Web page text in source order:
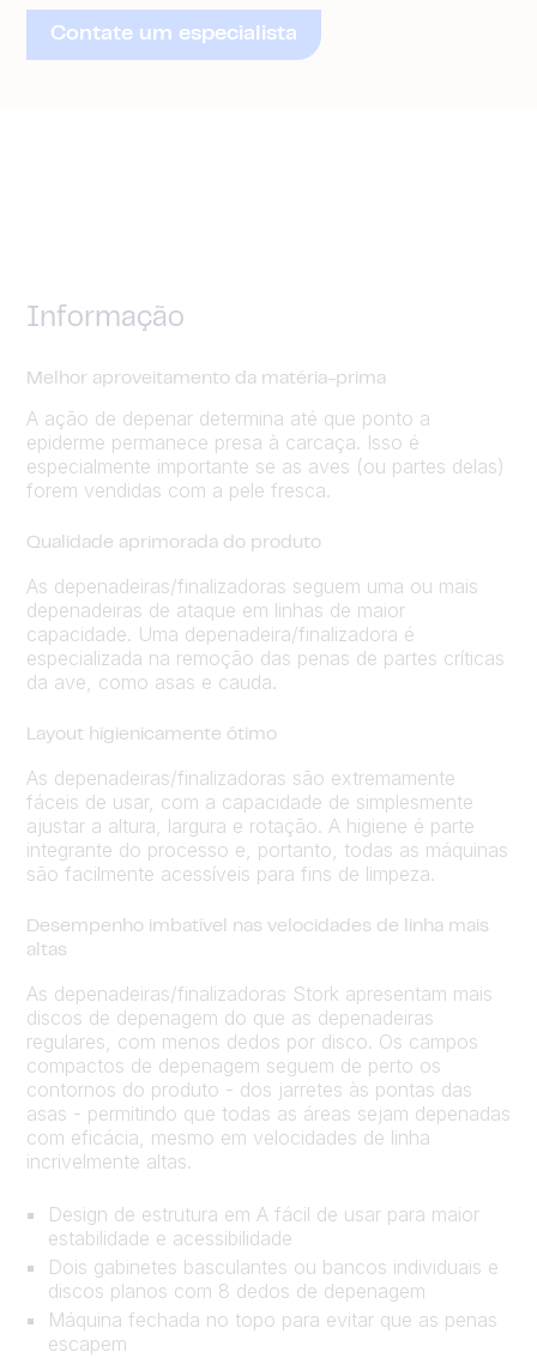
Contate um especialista
Informação
Melhor aproveitamento da matéria-prima
A ação de depenar determina até que ponto a
epiderme permanece presa à carcaça. Isso é
especialmente importante se as aves (ou partes delas)
forem vendidas com a pele fresca.
Qualidade aprimorada do produto
As depenadeiras/finalizadoras seguem uma ou mais
depenadeiras de ataque em linhas de maior
capacidade. Uma depenadeira/finalizadora é
especializada na remoção das penas de partes críticas
da ave, como asas e cauda.
Layout higienicamente ótimo
As depenadeiras/finalizadoras são extremamente
fáceis de usar, com a capacidade de simplesmente
ajustar a altura, largura e rotação. A higiene é parte
integrante do processo e, portanto, todas as máquinas
são facilmente acessíveis para fins de limpeza.
Desempenho imbatível nas velocidades de linha mais
altas
As depenadeiras/finalizadoras Stork apresentam mais
discos de depenagem do que as depenadeiras
regulares, com menos dedos por disco. Os campos
compactos de depenagem seguem de perto os
contornos do produto - dos jarretes às pontas das
asas - permitindo que todas as áreas sejam depenadas
com eficácia, mesmo em velocidades de linha
incrivelmente altas.
Design de estrutura em A fácil de usar para maior
estabilidade e acessibilidade
Dois gabinetes basculantes ou bancos individuais e
discos planos com 8 dedos de depenagem
Máquina fechada no topo para evitar que as penas
escapem